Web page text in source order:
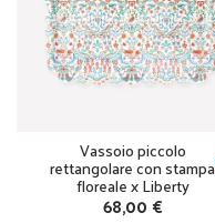
Vassoio piccolo
rettangolare con stampa
floreale x Liberty
68,00 €